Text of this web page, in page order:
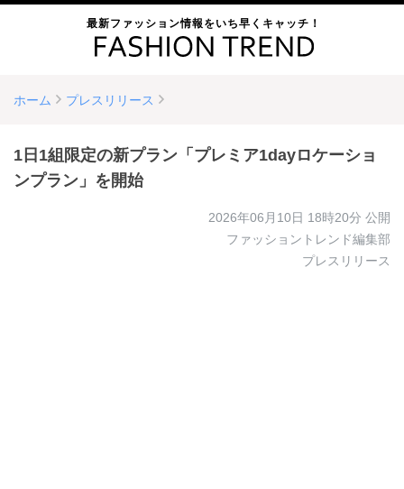
最新ファッション情報をいち早くキャッチ！
ホーム プレスリリース
1日1組限定の新プラン「プレミア1dayロケーショ
ンプラン」を開始
2026年06月10日 18時20分 公開
ファッショントレンド編集部
プレスリリース